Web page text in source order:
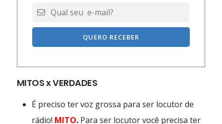
QUERO RECEBER
MITOS x VERDADES
É preciso ter voz grossa para ser locutor de
rádio! MITO.Para ser locutor você precisa ter